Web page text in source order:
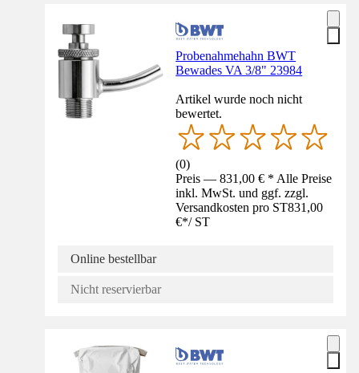
Probenahmehahn BWT
Bewades VA 3/8" 23984
Artikel wurde noch nicht
bewertet.
(0)
Preis — 831,00 € * Alle Preise
inkl. MwSt. und ggf. zzgl.
Versandkosten pro ST831,00
€*/ ST
Online bestellbar
Nicht reservierbar